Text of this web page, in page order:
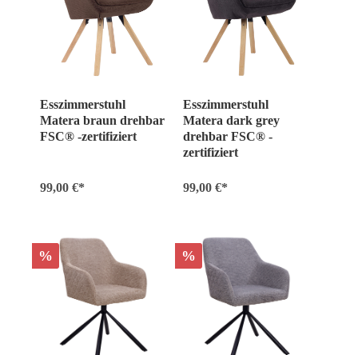
Esszimmerstuhl
Matera braun drehbar
FSC® -zertifiziert
99,00 €*
Esszimmerstuhl
Matera dark grey
drehbar FSC® -
zertifiziert
99,00 €*
% %